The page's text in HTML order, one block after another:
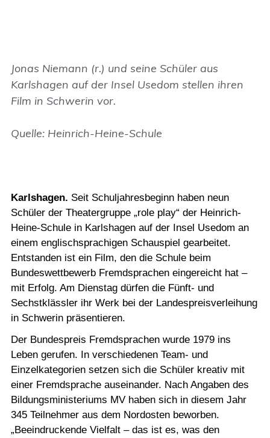
Jonas Niemann (r.) und seine Schüler aus
Karlshagen auf der Insel Usedom stellen ihren
Film in Schwerin vor.
Quelle: Heinrich-Heine-Schule
Karlshagen. Seit Schuljahresbeginn haben neun
Schüler der Theatergruppe „role play“ der Heinrich-
Heine-Schule in Karlshagen auf der Insel Usedom an
einem englischsprachigen Schauspiel gearbeitet.
Entstanden ist ein Film, den die Schule beim
Bundeswettbewerb Fremdsprachen eingereicht hat –
mit Erfolg. Am Dienstag dürfen die Fünft- und
Sechstklässler ihr Werk bei der Landespreisverleihung
in Schwerin präsentieren.
Der Bundespreis Fremdsprachen wurde 1979 ins
Leben gerufen. In verschiedenen Team- und
Einzelkategorien setzen sich die Schüler kreativ mit
einer Fremdsprache auseinander. Nach Angaben des
Bildungsministeriums MV haben sich in diesem Jahr
345 Teilnehmer aus dem Nordosten beworben.
„Beeindruckende Vielfalt – das ist es, was den